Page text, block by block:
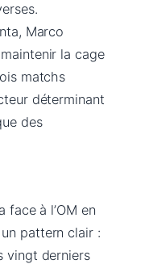
Marco
la cage
matchs
déterminant
des
face à l’OM en
pattern clair :
vingt derniers